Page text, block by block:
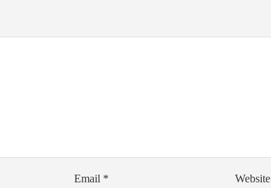
Email * Website